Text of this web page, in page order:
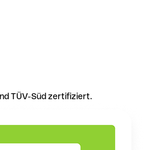
TÜV-Süd zertifiziert.